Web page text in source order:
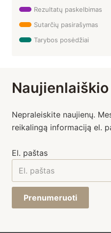
Rezultatų paskelbimas
Sutarčių pasirašymas
Tarybos posėdžiai
Nepraleiskite naujienų.
reikalingą informaciją el.
El. paštas
Prenumeruoti